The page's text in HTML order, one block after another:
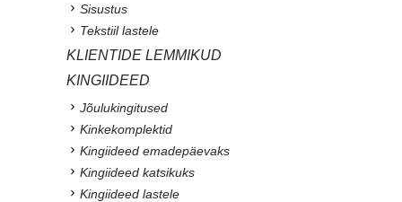
Sisustus
Tekstiil lastele
KLIENTIDE LEMMIKUD
KINGIIDEED
Jõulukingitused
Kinkekomplektid
Kingiideed emadepäevaks
Kingiideed katsikuks
Kingiideed lastele